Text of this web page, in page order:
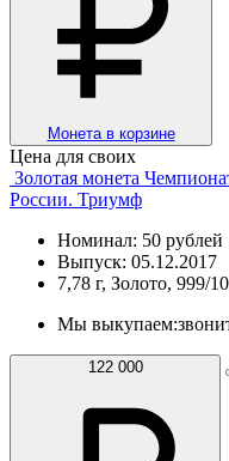
Монета в корзине
Цена для своих
Золотая монета
России. Триумф
Номинал: 50 рублей
Выпуск: 05.12.2017
7,78 г, Золото, 999/
Мы выкупаем:
122 000